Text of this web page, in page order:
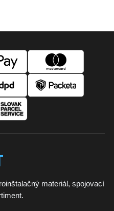
materiál, spojovací